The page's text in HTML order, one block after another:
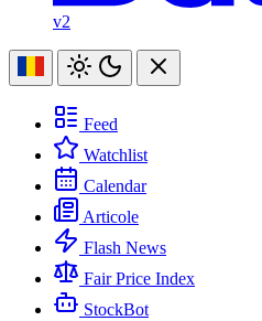
v2
Feed
Watchlist
Calendar
Articole
Flash News
Fair Price Index
StockBot